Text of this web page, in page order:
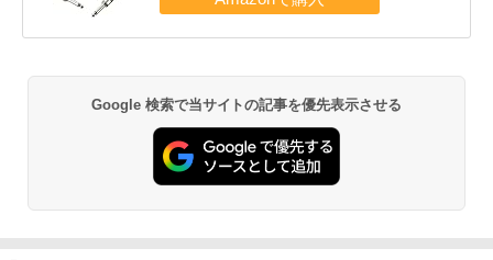
Google 検索で当サイトの記事を優先表示させる